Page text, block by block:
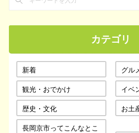
カテゴリ
新着
グル
観光・おでかけ
イベ
歴史・文化
お土
長岡京市ってこんなとこ